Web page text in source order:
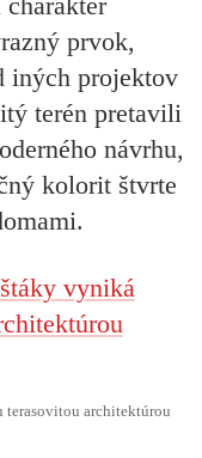
prvok,
iných projektov
terén pretavili
návrhu,
kolorit štvrte
architektúrou